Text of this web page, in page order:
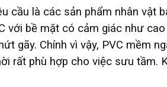
cầu là các sản phẩm nhân
với bề mặt có cảm giác như
gãy. Chính vì vậy, PVC mềm
rất phù hợp cho việc sưu